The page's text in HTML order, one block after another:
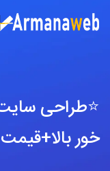
⭐️طراحی
خور